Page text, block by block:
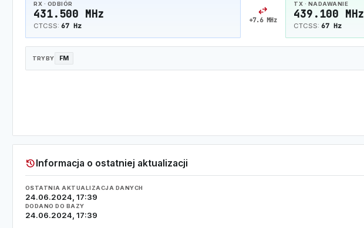
RX · ODBIÓR
431.500 MHz
CTCSS:67 Hz
swap_horiz
+7.6 MHz
TX · NADAWANIE
439.100 MHz
CTCSS:67 Hz
TRYBY FM
history Informacja o ostatniej aktualizacji
OSTATNIA AKTUALIZACJA DANYCH
24.06.2024, 17:39
DODANO DO BAZY
24.06.2024, 17:39